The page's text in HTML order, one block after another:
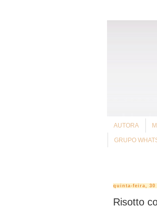
AUTORA
GRUPO
quinta-feira, 30
Risotto